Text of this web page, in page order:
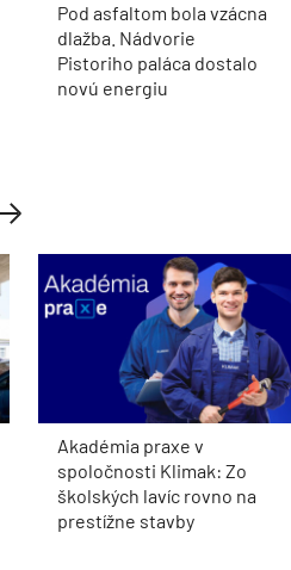
Pod asfaltom bola vzácna
dlažba. Nádvorie
Pistoriho paláca dostalo
novú energiu
Akadémia praxe v
spoločnosti Klimak: Zo
školských lavíc rovno na
prestížne stavby